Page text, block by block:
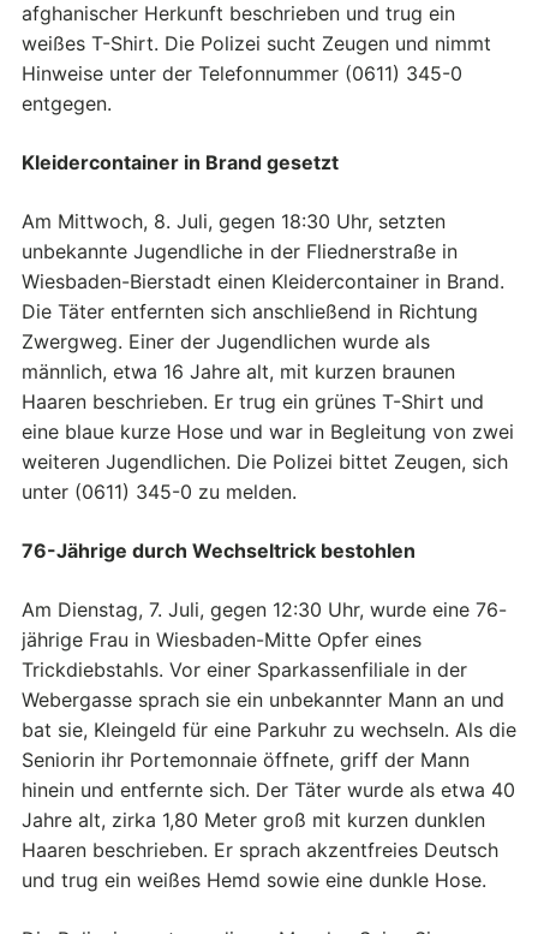
afghanischer Herkunft beschrieben und trug ein
weißes T-Shirt. Die Polizei sucht Zeugen und nimmt
Hinweise unter der Telefonnummer (0611) 345-0
entgegen.
Kleidercontainer in Brand gesetzt
Am Mittwoch, 8. Juli, gegen 18:30 Uhr, setzten
unbekannte Jugendliche in der Fliednerstraße in
Wiesbaden-Bierstadt einen Kleidercontainer in Brand.
Die Täter entfernten sich anschließend in Richtung
Zwergweg. Einer der Jugendlichen wurde als
männlich, etwa 16 Jahre alt, mit kurzen braunen
Haaren beschrieben. Er trug ein grünes T-Shirt und
eine blaue kurze Hose und war in Begleitung von zwei
weiteren Jugendlichen. Die Polizei bittet Zeugen, sich
unter (0611) 345-0 zu melden.
76-Jährige durch Wechseltrick bestohlen
Am Dienstag, 7. Juli, gegen 12:30 Uhr, wurde eine 76-
jährige Frau in Wiesbaden-Mitte Opfer eines
Trickdiebstahls. Vor einer Sparkassenfiliale in der
Webergasse sprach sie ein unbekannter Mann an und
bat sie, Kleingeld für eine Parkuhr zu wechseln. Als die
Seniorin ihr Portemonnaie öffnete, griff der Mann
hinein und entfernte sich. Der Täter wurde als etwa 40
Jahre alt, zirka 1,80 Meter groß mit kurzen dunklen
Haaren beschrieben. Er sprach akzentfreies Deutsch
und trug ein weißes Hemd sowie eine dunkle Hose.